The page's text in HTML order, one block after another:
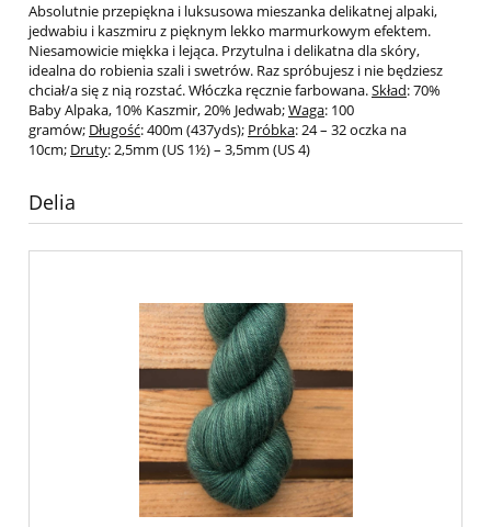
Absolutnie przepiękna i luksusowa mieszanka delikatnej alpaki,
jedwabiu i kaszmiru z pięknym lekko marmurkowym efektem.
Niesamowicie miękka i lejąca. Przytulna i delikatna dla skóry,
idealna do robienia szali i swetrów. Raz spróbujesz i nie będziesz
chciał/a się z nią rozstać. Włóczka ręcznie farbowana.Skład: 70%
Baby Alpaka, 10% Kaszmir, 20% Jedwab;Waga: 100
gramów; Długość: 400m (437yds); Próbka: 24 – 32 oczka na
10cm; Druty: 2,5mm (US 1½) – 3,5mm (US 4)
Delia